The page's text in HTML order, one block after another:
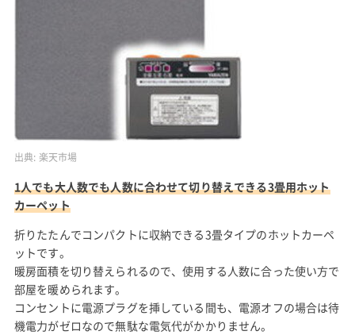
出典: 楽天市場
1人でも大人数でも人数に合わせて切り替えできる3畳用ホット
カーペット
折りたたんでコンパクトに収納できる3畳タイプのホットカーペ
ットです。
暖房面積を切り替えられるので、使用する人数に合った使い方で
部屋を暖められます。
コンセントに電源プラグを挿している間も、電源オフの場合は待
機電力がゼロなので無駄な電気代がかかりません。